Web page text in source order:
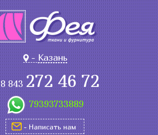
-Казань
8 843272 46 72
79393733889
- Написать нам